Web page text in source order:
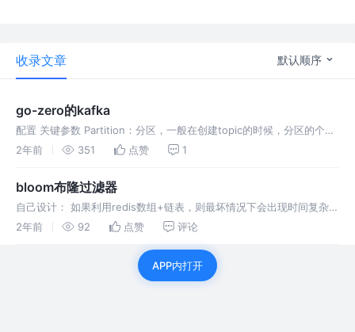
收录文章 默认顺序
go-zero的kafka
配置 关键参数 Partition：分区，一般在创建topic的时候，分区的个数
已经确定 queue：队列，参数conn默认值是1，只会创建一个队列。可
2年前 351 点赞 1
bloom布隆过滤器
自己设计： 如果利用redis数组+链表，则最坏情况下会出现时间复杂度
o（n） 原理：Bloom主要是靠M大小的数组，N个哈希函数。添加一个
2年前 92 点赞 评论
APP内打开